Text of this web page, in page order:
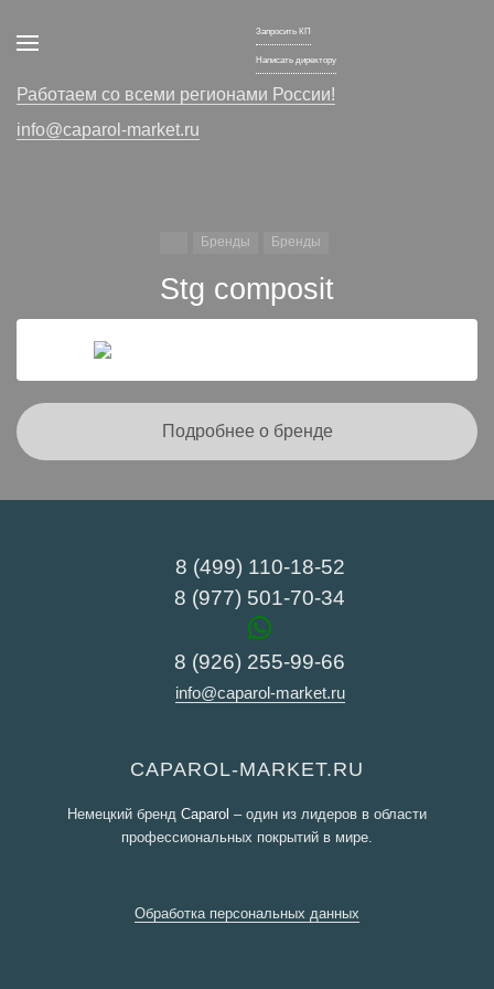
Запросить КП
Написать директору
Работаем со всеми регионами России!
info@caparol-market.ru
Бренды Бренды
Stg composit
Подробнее о бренде
8 (499) 110-18-52
8 (977) 501-70-34
8 (926) 255-99-66
info@caparol-market.ru
CAPAROL-MARKET.RU
Немецкий бренд Caparol – один из лидеров в области
профессиональных покрытий в мире.
Обработка персональных данных